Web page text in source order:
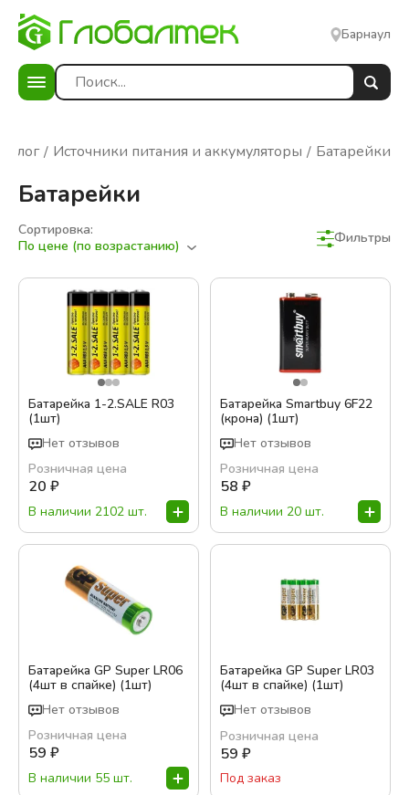
Барнаул
Источники питания и аккумуляторы Батарейки
Батарейки
Сортировка:
По цене (по возрастанию)
Фильтры
В наличии
Цена:
Бренд:
Duracell
Батарейка 1-2.SALE R03
(1шт)
Нет отзывов
Розничная цена
20 ₽
В наличии 2102 шт.
Батарейка Smartbuy 6F22
(крона) (1шт)
Нет отзывов
Розничная цена
58 ₽
В наличии 20 шт.
Батарейка GP Super LR06
(4шт в спайке) (1шт)
Нет отзывов
Розничная цена
59 ₽
В наличии 55 шт.
Батарейка GP Super LR03
(4шт в спайке) (1шт)
Нет отзывов
Розничная цена
59 ₽
Под заказ